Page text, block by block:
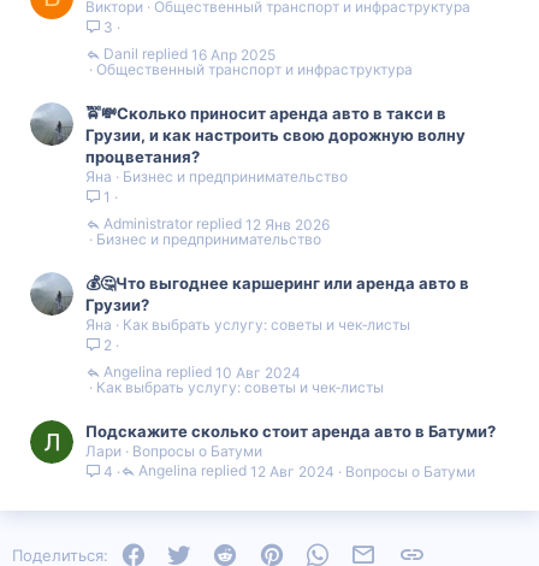
г
о
л
о
с
о
л
Виктори
Общественный транспорт и инфраструктура
3
Общественный транспорт и инфраструктура
16 Апр 2025
Danil
🚖💸Сколько приносит аренда авто в такси в
Грузии, и как настроить свою дорожную волну
процветания?
Яна
Бизнес и предпринимательство
1
Бизнес и предпринимательство
12 Янв 2026
Administrator
💰🤔Что выгоднее каршеринг или аренда авто в
Грузии?
Яна
Как выбрать услугу: советы и чек‑листы
2
Как выбрать услугу: советы и чек‑листы
10 Авг 2024
Angelina
Подскажите сколько стоит аренда авто в Батуми?
Лари
Вопросы о Батуми
4
Вопросы о Батуми
12 Авг 2024
Angelina
Поделиться: FacebookTwitter Reddit PinterestWhatsAppЭлектронная почта